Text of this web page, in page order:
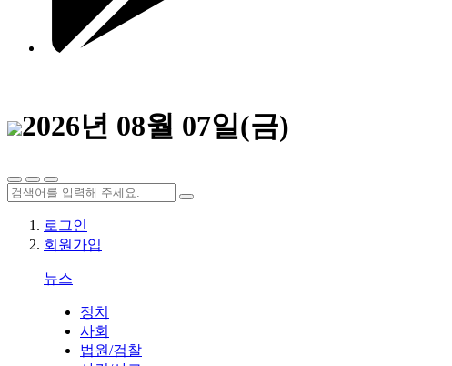
2026년 08월 07일(금)
로그인
회원가입
뉴스
정치
사회
법원/검찰